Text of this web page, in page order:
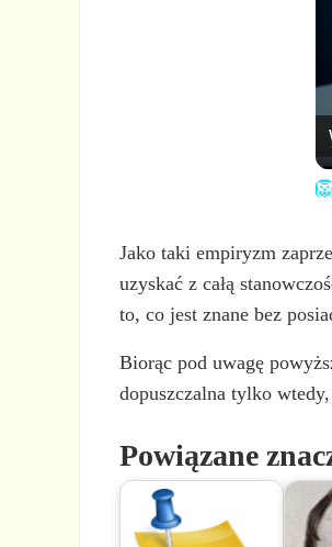
Jako taki empiryzm
uzyskać z całą
to, co jest znane bez
Biorąc pod uwagę
dopuszczalna tylko
Powiązane